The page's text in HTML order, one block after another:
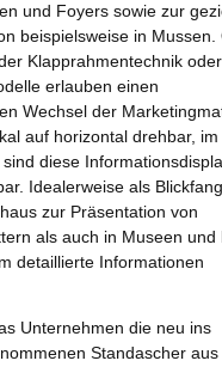
und Foyers sowie zur
beispielsweise in Mussen.
Klapprahmentechnik
erlauben einen
Wechsel der
auf horizontal drehbar, im
diese
Idealerweise als
zur Präsentation von
als auch in Museen und
detaillierte Informationen
Unternehmen die neu ins
Standascher aus